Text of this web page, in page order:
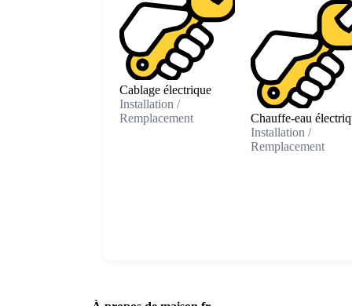
Cablage électrique
Installation /
Remplacement
Chauffe-eau
Installation /
Remplacement